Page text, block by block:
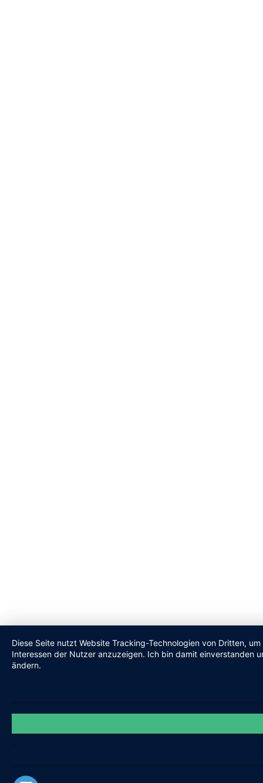
Diese Seite nutzt Website Tracking-Technologien von Dritten,
Interessen der Nutzer anzuzeigen. Ich bin damit einverstanden
ändern.